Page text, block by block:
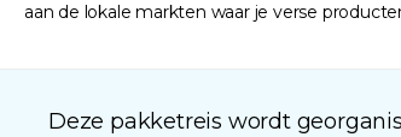
aan de lokale markten waar je verse
Deze pakketreis wordt